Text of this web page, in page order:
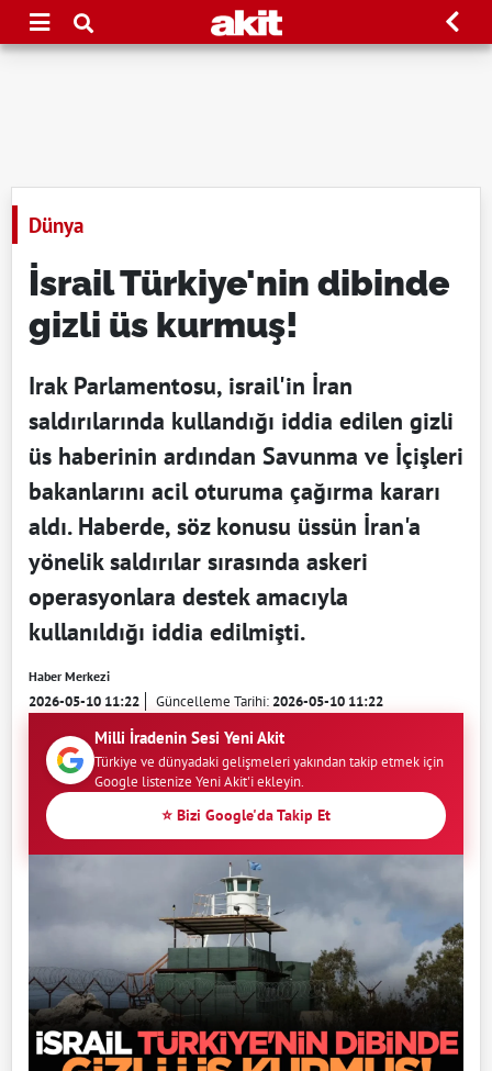
Dünya
İsrail Türkiye'nin dibinde
gizli üs kurmuş!
Irak Parlamentosu, israil'in İran
saldırılarında kullandığı iddia edilen gizli
üs haberinin ardından Savunma ve İçişleri
bakanlarını acil oturuma çağırma kararı
aldı. Haberde, söz konusu üssün İran'a
yönelik saldırılar sırasında askeri
operasyonlara destek amacıyla
kullanıldığı iddia edilmişti.
Haber Merkezi
2026-05-10 11:22 Güncelleme Tarihi:2026-05-10 11:22
Milli İradenin Sesi Yeni Akit
Türkiye ve dünyadaki gelişmeleri yakından takip etmek için
Google listenize Yeni Akit'i ekleyin.
⭐ Bizi Google'da Takip Et